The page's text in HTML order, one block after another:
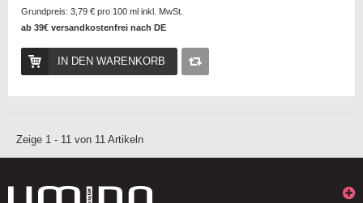
Grundpreis: 3,79 € pro 100 ml inkl. MwSt.
ab 39€ versandkostenfrei nach DE
IN DEN WARENKORB
Zeige 1 - 11 von 11 Artikeln